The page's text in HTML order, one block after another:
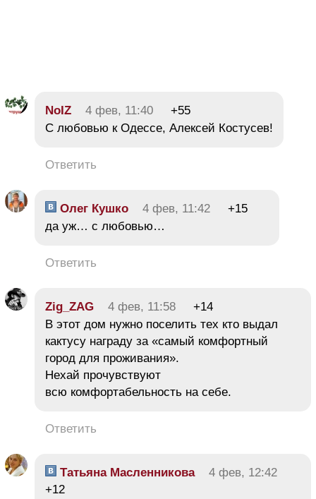
NoIZ 4 фев, 11:40
+55
С любовью к Одессе, Алексей Костусев!
Ответить
Олег Кушко 4 фев, 11:42
+15
да уж… с любовью…
Ответить
Zig_ZAG 4 фев, 11:58
+14
В этот дом нужно поселить тех кто выдал
кактусу награду за «самый комфортный
город для проживания».
Нехай прочувствуют
всю комфортабельность на себе.
Ответить
Татьяна Масленникова
4 фев, 12:42
+12